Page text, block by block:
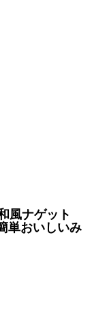
風ナゲット
単おいしいみ